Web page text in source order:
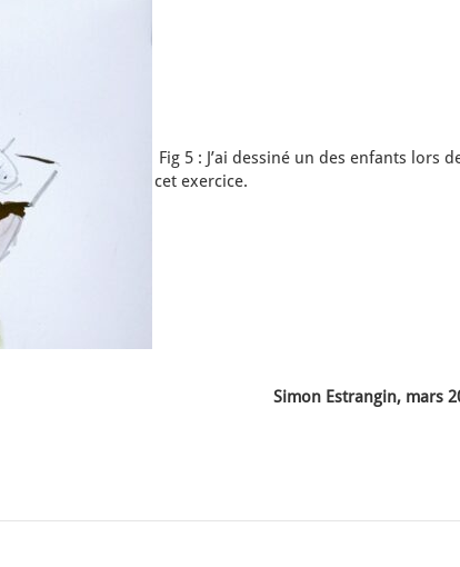
Fig 5 : J’ai dessiné un des enfants lors
cet exercice.
Simon Estrangin, mars